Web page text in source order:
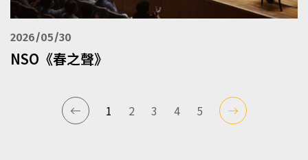
2026/05/30
NSO《春之聲》
1 2 3 4 5